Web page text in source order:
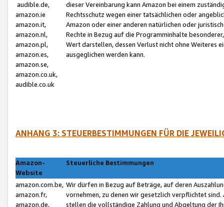
audible.de,
amazon.ie
amazon.it,
amazon.nl,
amazon.pl,
amazon.es,
amazon.se,
amazon.co.uk,
audible.co.uk
dieser Vereinbarung kann Amazon bei einem
Rechtsschutz wegen einer tatsächlichen oder
Amazon oder einer anderen natürlichen oder
Rechte in Bezug auf die Programminhalte
Wert darstellen, dessen Verlust nicht ohne Weiteres
ausgeglichen werden kann.
ANHANG 3: STEUERBESTIMMUNGEN FÜR DIE
Amazon-
Website
Steuerliche Bestimmungen
amazon.com.be,
amazon.fr,
amazon.de,
Wir dürfen in Bezug auf Beträge, auf deren
vornehmen, zu denen wir gesetzlich verpflichtet
stellen die vollständige Zahlung und Abgeltung der